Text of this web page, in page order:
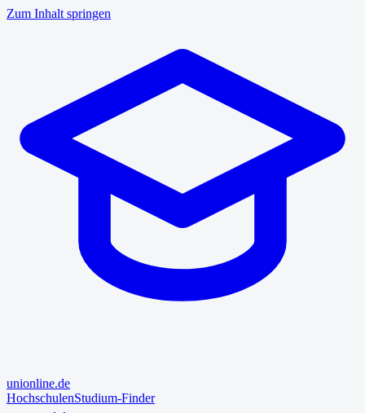
Zum Inhalt springen
unionline.de
HochschulenStudium-Finder